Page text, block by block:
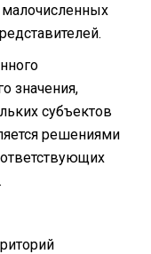
значения,
субъектов
решениями